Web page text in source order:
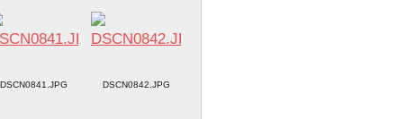
DSCN0841.JPG DSCN0842.JPG